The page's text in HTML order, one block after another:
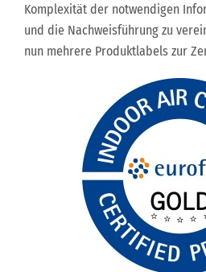
Komplexität der notwendigen
und die Nachweisführung zu
nun mehrere Produktlabels zur